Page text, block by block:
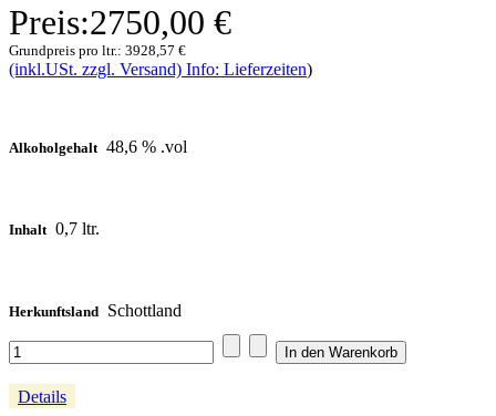
Preis:2750,00 €
Grundpreis pro ltr.: 3928,57 €
(inkl.USt. zzgl. Versand) Info: Lieferzeiten)
Alkoholgehalt 48,6 % .vol
Inhalt 0,7 ltr.
Herkunftsland Schottland
Details